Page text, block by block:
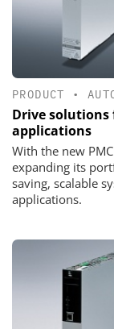
PRODUCT •
Drive
applications
With the new
expanding its
saving, scalable
applications.